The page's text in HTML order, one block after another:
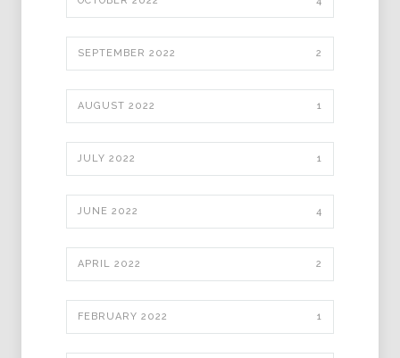
SEPTEMBER 2022 2
AUGUST 2022 1
JULY 2022 1
JUNE 2022 4
APRIL 2022 2
FEBRUARY 2022 1